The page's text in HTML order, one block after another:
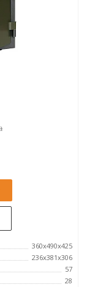
360x490x425
236x381х306
57
28